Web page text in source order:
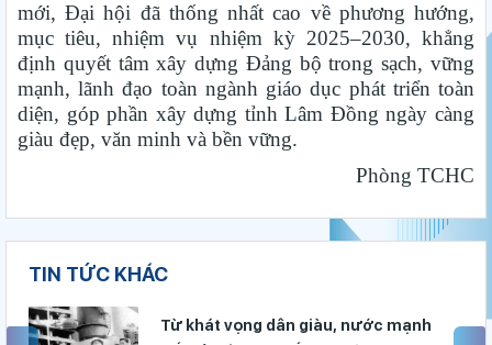
mới, Đại hội đã thống nhất cao về phương hướng,
mục tiêu, nhiệm vụ nhiệm kỳ 2025–2030, khẳng
định quyết tâm xây dựng Đảng bộ trong sạch, vững
mạnh, lãnh đạo toàn ngành giáo dục phát triển toàn
diện, góp phần xây dựng tỉnh Lâm Đồng ngày càng
giàu đẹp, văn minh và bền vững.
Phòng TCHC
TIN TỨC KHÁC
Từ khát vọng dân giàu, nước mạnh
Thắp sáng văn hóa đọc từ những “Thư viện thân thiện”